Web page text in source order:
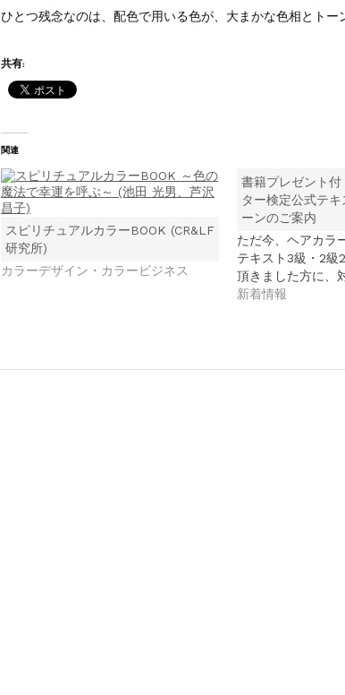
ひとつ残念なのは、配色で用いる色が、大まかな色相とトー
共有:
関連
スピリチュアルカラーBOOK (CR&LF
研究所)
カラーデザイン・カラービジネス
書籍プレゼント付
ター検定公式テ
ーンのご案内
ただ今、ヘアカラ
テキスト3級・2級
頂きました方に、
新着情報